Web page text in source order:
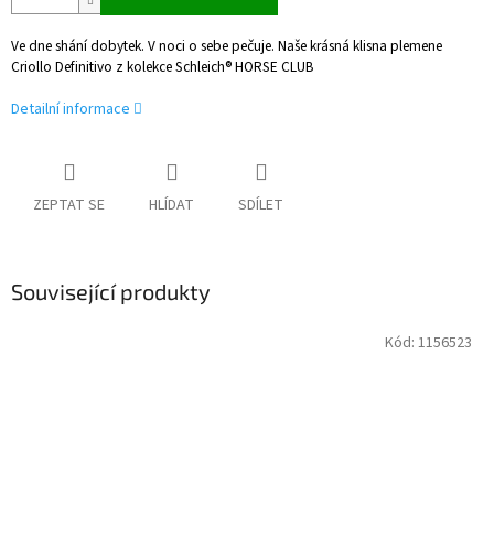
Ve dne shání dobytek. V noci o sebe pečuje. Naše krásná klisna plemene
Criollo Definitivo z kolekce Schleich® HORSE CLUB
Detailní informace
ZEPTAT SE HLÍDAT SDÍLET
Související produkty
Kód: 1156523